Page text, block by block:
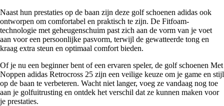
Naast hun prestaties op de baan zijn deze golf schoenen adidas ook
ontworpen om comfortabel en praktisch te zijn. De Fitfoam-
technologie met geheugenschuim past zich aan de vorm van je voet
aan voor een persoonlijke pasvorm, terwijl de gewatteerde tong en
kraag extra steun en optimaal comfort bieden.
Of je nu een beginner bent of een ervaren speler, de golf schoenen Met
Noppen adidas Retrocross 25 zijn een veilige keuze om je game en stijl
op de baan te verbeteren. Wacht niet langer, voeg ze vandaag nog toe
aan je golfuitrusting en ontdek het verschil dat ze kunnen maken voor
je prestaties.